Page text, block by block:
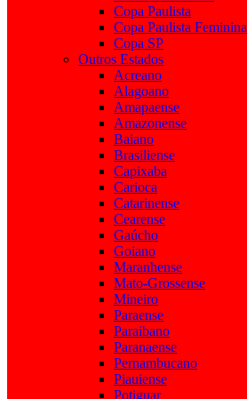
Copa Paulista
Copa Paulista Feminina
Copa SP
Outros Estados
Acreano
Alagoano
Amapaense
Amazonense
Baiano
Brasiliense
Capixaba
Carioca
Catarinense
Cearense
Gaúcho
Goiano
Maranhense
Mato-Grossense
Mineiro
Paraense
Paraibano
Paranaense
Pernambucano
Piauiense
Potiguar